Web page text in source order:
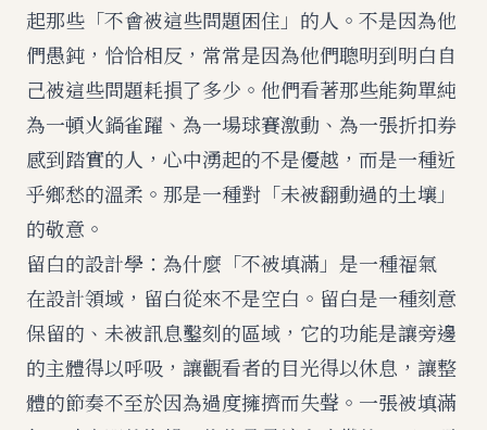
起那些「不會被這些問題困住」的人。不是因為他
們愚鈍，恰恰相反，常常是因為他們聰明到明白自
己被這些問題耗損了多少。他們看著那些能夠單純
為一頓火鍋雀躍、為一場球賽激動、為一張折扣券
感到踏實的人，心中湧起的不是優越，而是一種近
乎鄉愁的溫柔。那是一種對「未被翻動過的土壤」
的敬意。
留白的設計學：為什麼「不被填滿」是一種福氣
在設計領域，留白從來不是空白。留白是一種刻意
保留的、未被訊息鑿刻的區域，它的功能是讓旁邊
的主體得以呼吸，讓觀看者的目光得以休息，讓整
體的節奏不至於因為過度擁擠而失聲。一張被填滿